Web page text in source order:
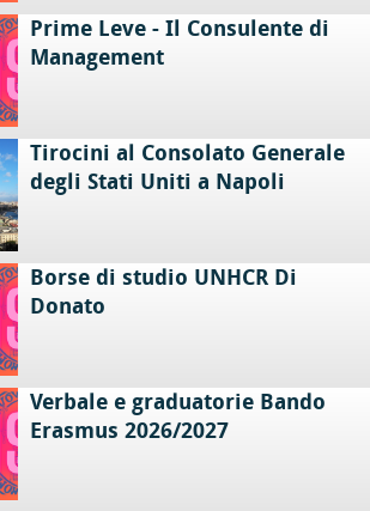
Prime Leve - Il Consulente di
Management
Tirocini al Consolato Generale
degli Stati Uniti a Napoli
Borse di studio UNHCR Di
Donato
Verbale e graduatorie Bando
Erasmus 2026/2027